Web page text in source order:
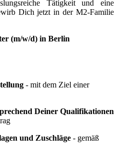
Tätigkeit und eine
Dich jetzt in der M2-Familie
(m/w/d) in Berlin
- mit dem Ziel einer
Deiner Qualifikationen
und Zuschläge - gemäß